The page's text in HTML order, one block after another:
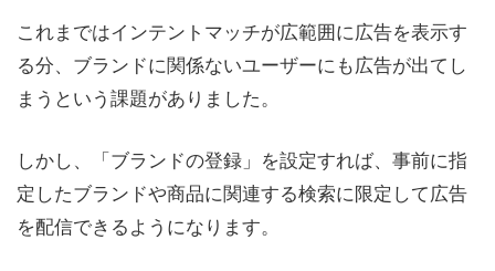
これまではインテントマッチが広範囲に広告を表示す
る分、ブランドに関係ないユーザーにも広告が出てし
まうという課題がありました。
しかし、「ブランドの登録」を設定すれば、事前に指
定したブランドや商品に関連する検索に限定して広告
を配信できるようになります。